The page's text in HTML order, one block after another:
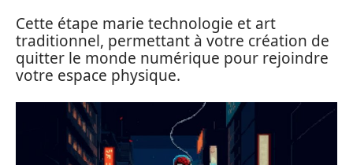
Cette étape marie technologie et art
traditionnel, permettant à votre création de
quitter le monde numérique pour rejoindre
votre espace physique.